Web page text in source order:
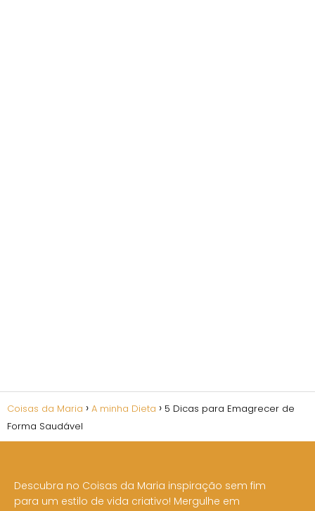
Coisas da Maria A minha Dieta
5 Dicas para Emagrecer de
Forma Saudável
Descubra no Coisas da Maria inspiração sem fim
para um estilo de vida criativo! Mergulhe em